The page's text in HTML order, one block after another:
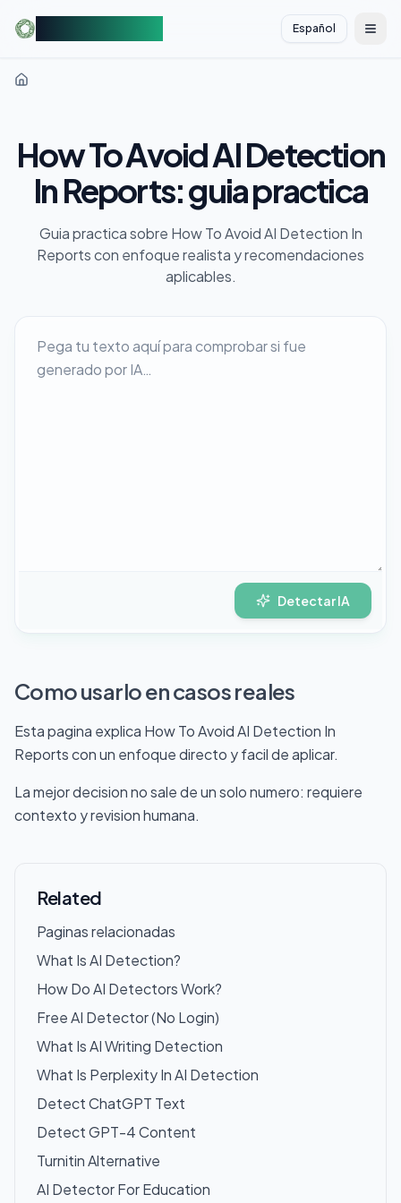
Español 切换
How To Avoid AI Detection
In Reports: guia practica
Guia practica sobre How To Avoid AI Detection In
Reports con enfoque realista y recomendaciones
aplicables.
Detectar IA
Como usarlo en casos reales
Esta pagina explica How To Avoid AI Detection In
Reports con un enfoque directo y facil de aplicar.
La mejor decision no sale de un solo numero: requiere
contexto y revision humana.
Related
Paginas relacionadas
What Is AI Detection?
How Do AI Detectors Work?
Free AI Detector (No Login)
What Is AI Writing Detection
What Is Perplexity In AI Detection
Detect ChatGPT Text
Detect GPT-4 Content
Turnitin Alternative
AI Detector For Education